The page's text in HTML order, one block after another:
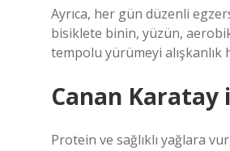
Ayrıca, her gün düzenli
bisiklete binin, yüzün, aerobik
tempolu yürümeyi alışkanlık
Canan Karatay
Protein ve sağlıklı yağlara